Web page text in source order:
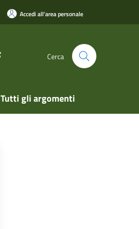
Accedi all'area personale
Cerca
Tutti gli argomenti